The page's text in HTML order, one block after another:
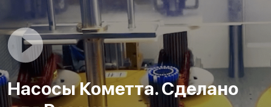
Насосы Кометта. Сделано